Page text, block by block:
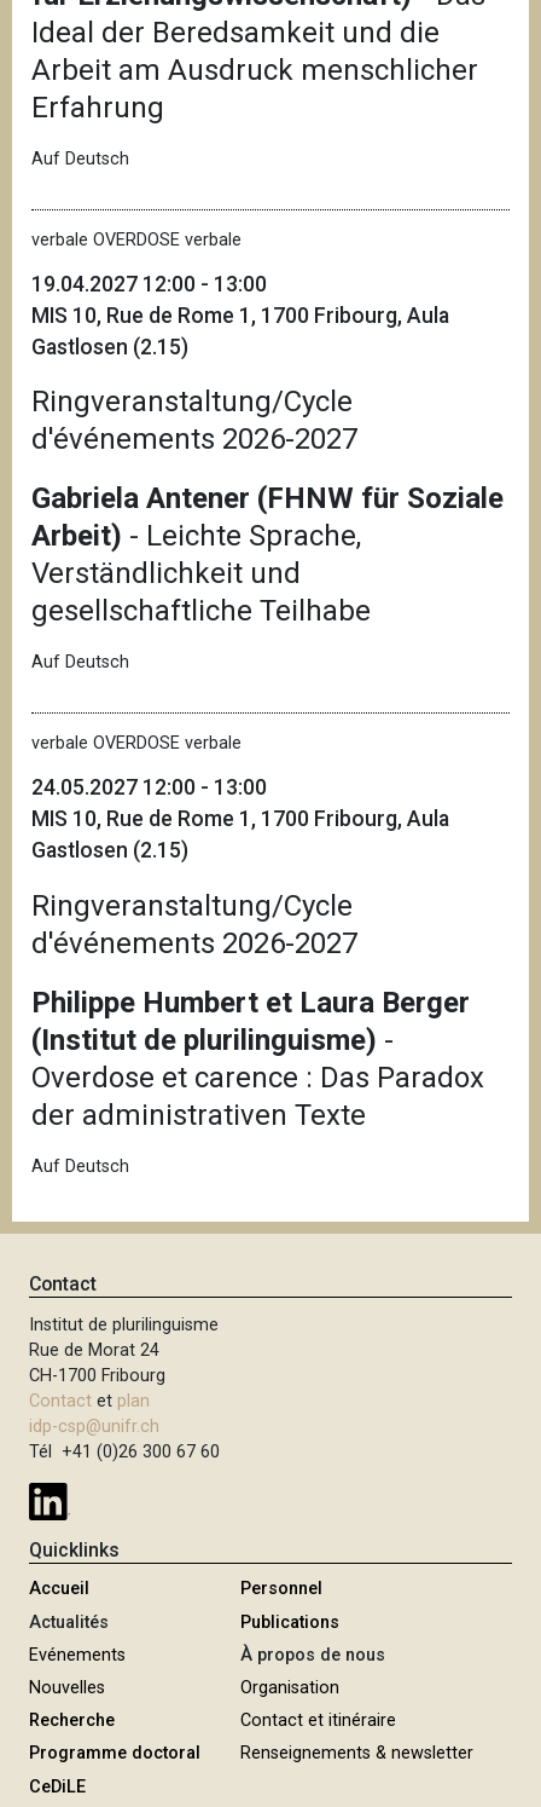
Ideal der Beredsamkeit und die
Arbeit am Ausdruck menschlicher
Erfahrung
Auf Deutsch
verbale OVERDOSE verbale
19.04.2027 12:00 - 13:00
MIS 10, Rue de Rome 1, 1700 Fribourg, Aula
Gastlosen (2.15)
Ringveranstaltung/Cycle
d'événements 2026-2027
Gabriela Antener (FHNW für Soziale
Arbeit) - Leichte Sprache,
Verständlichkeit und
gesellschaftliche Teilhabe
Auf Deutsch
verbale OVERDOSE verbale
24.05.2027 12:00 - 13:00
MIS 10, Rue de Rome 1, 1700 Fribourg, Aula
Gastlosen (2.15)
Ringveranstaltung/Cycle
d'événements 2026-2027
Philippe Humbert et Laura Berger
(Institut de plurilinguisme) -
Overdose et carence : Das Paradox
der administrativen Texte
Auf Deutsch
Contact
Institut de plurilinguisme
Rue de Morat 24
CH-1700 Fribourg
Contact et plan
idp-csp@unifr.ch
Tél +41 (0)26 300 67 60
Quicklinks
Accueil
Actualités
Evénements
Nouvelles
Recherche
Programme doctoral
CeDiLE
Personnel
Publications
À propos de nous
Organisation
Contact et itinéraire
Renseignements & newsletter